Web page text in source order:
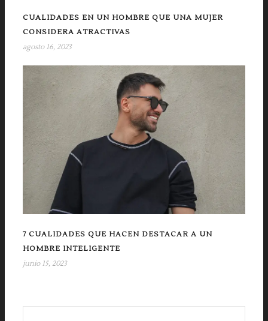
CUALIDADES EN UN HOMBRE QUE UNA MUJER
CONSIDERA ATRACTIVAS
agosto 16, 2023
7 CUALIDADES QUE HACEN DESTACAR A UN
HOMBRE INTELIGENTE
junio 15, 2023